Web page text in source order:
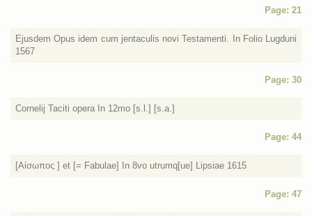
Page: 21
Ejusdem Opus idem cum jentaculis novi Testamenti. In Folio Lugduni
1567
Page: 30
Cornelij Taciti opera In 12mo [s.l.] [s.a.]
Page: 44
[Αίσωπος ] et [= Fabulae] In 8vo utrumq[ue] Lipsiae 1615
Page: 47